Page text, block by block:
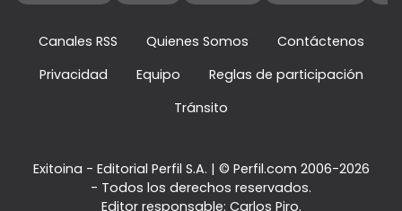
Canales RSS Quienes Somos
Contáctenos
Privacidad
Equipo
Reglas de participación
Tránsito
Exitoina - Editorial Perfil S.A. | © Perfil.com 2006-2026
- Todos los derechos reservados.
Editor responsable: Carlos Piro.